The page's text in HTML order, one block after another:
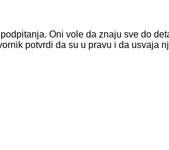
Oni vole da znaju sve do
potvrdi da su u pravu i da usvaja